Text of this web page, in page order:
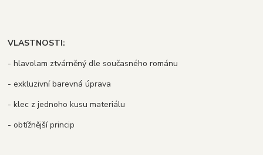
VLASTNOSTI:
- hlavolam ztvárněný dle současného románu
- exkluzivní barevná úprava
- klec z jednoho kusu materiálu
- obtížnější princip